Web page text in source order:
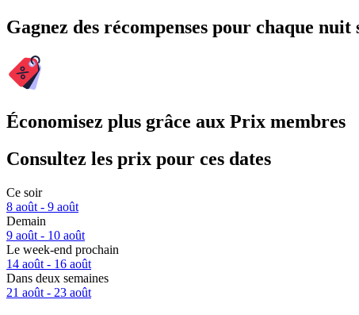
Gagnez des récompenses pour chaque nuit
Économisez plus grâce aux Prix membres
Consultez les prix pour ces dates
Ce soir
8 août - 9 août
Demain
9 août - 10 août
Le week-end prochain
14 août - 16 août
Dans deux semaines
21 août - 23 août